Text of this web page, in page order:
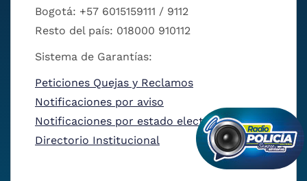
Bogotá: +57 6015159111 / 9112
Resto del país: 018000 910112
Sistema de Garantías:
Peticiones Quejas y Reclamos
Notificaciones por aviso
Notificaciones por estado electrónico
Directorio Institucional